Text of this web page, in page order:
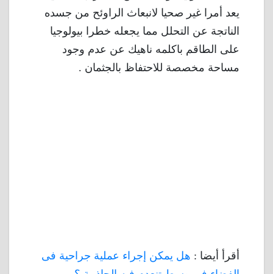
يعد أمرا غير صحيا لانبعاث الراوئح من جسده
الناتجة عن التحلل مما يجعله خطرا بيولوجيا
على الطاقم باكلمه ناهيك عن عدم وجود
مساحة مخصصة للاحتفاظ بالجثمان .
أقرأ أيضا : هل يمكن إجراء عملية جراحية فى